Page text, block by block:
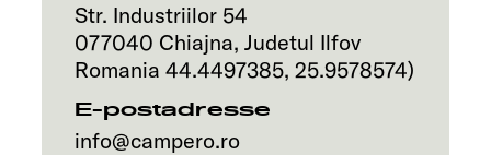
Str. Industriilor 54
077040 Chiajna, Judetul Ilfov
Romania 44.4497385, 25.9578574)
E-postadresse
info@campero.ro